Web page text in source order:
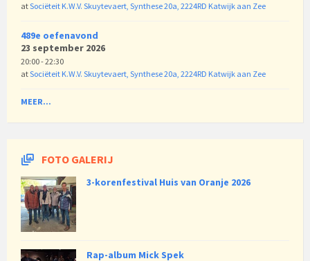
atSociëteit K.W.V. Skuytevaert, Synthese 20a, 2224RD Katwijk aan Zee
489e oefenavond
23 september 2026
20:00 - 22:30
atSociëteit K.W.V. Skuytevaert, Synthese 20a, 2224RD Katwijk aan Zee
MEER...
FOTO GALERIJ
3-korenfestival Huis van Oranje 2026
Rap-album Mick Spek